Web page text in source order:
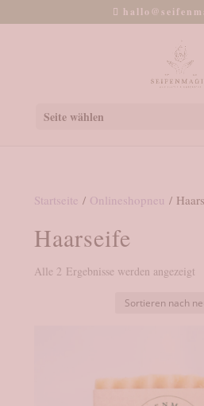
Seite wählen
Startseite / Onlineshopneu /
Haarseife
Alle 2 Ergebnisse werden angezeigt